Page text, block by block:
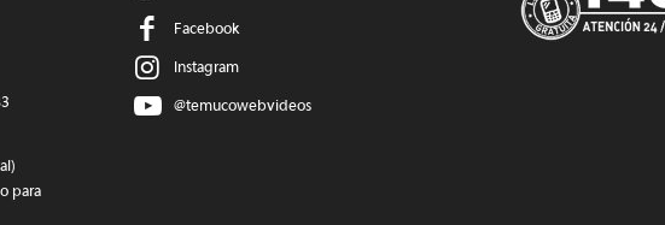
para
Facebook
Instagram
@temucowebvideos